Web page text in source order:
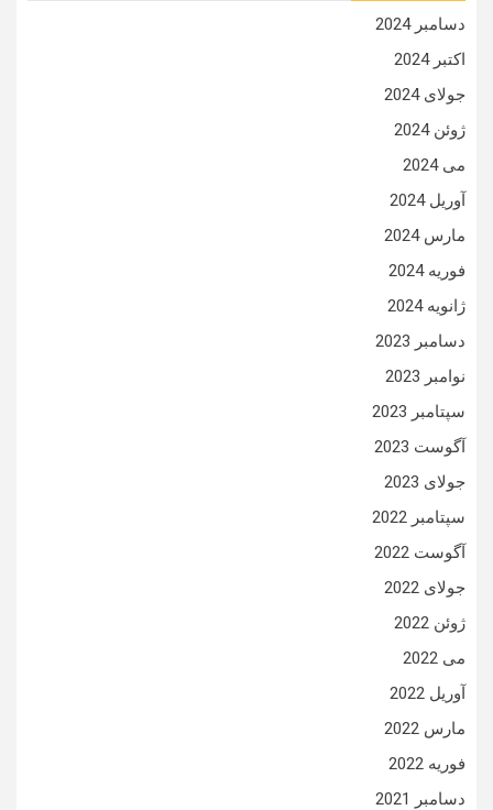
دسامبر 2024
اکتبر 2024
جولای 2024
ژوئن 2024
می 2024
آوریل 2024
مارس 2024
فوریه 2024
ژانویه 2024
دسامبر 2023
نوامبر 2023
سپتامبر 2023
آگوست 2023
جولای 2023
سپتامبر 2022
آگوست 2022
جولای 2022
ژوئن 2022
می 2022
آوریل 2022
مارس 2022
فوریه 2022
دسامبر 2021